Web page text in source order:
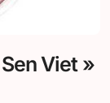
Viet »